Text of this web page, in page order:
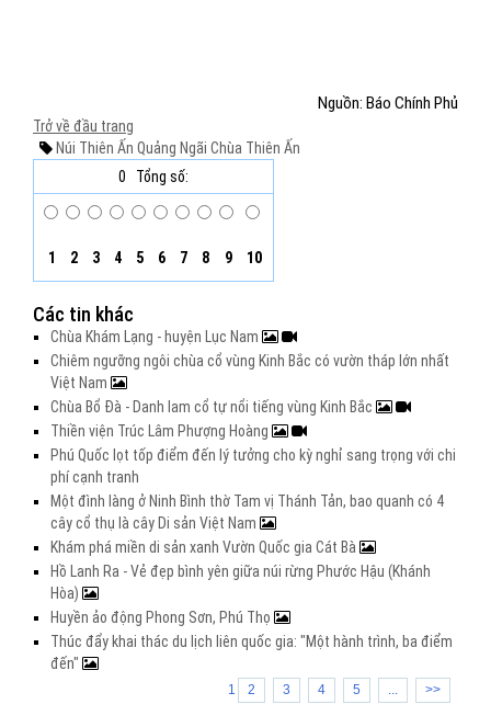
Nguồn: Báo Chính Phủ
Trở về đầu trang
Núi Thiên Ấn Quảng Ngãi Chùa Thiên Ấn
0
Tổng số:
1 2 3 4 5 6 7 8 9 10
Các tin khác
Chùa Khám Lạng - huyện Lục Nam
Chiêm ngưỡng ngôi chùa cổ vùng Kinh Bắc có vườn tháp lớn nhất
Việt Nam
Chùa Bổ Đà - Danh lam cổ tự nổi tiếng vùng Kinh Bắc
Thiền viện Trúc Lâm Phượng Hoàng
Phú Quốc lọt tốp điểm đến lý tưởng cho kỳ nghỉ sang trọng với chi
phí cạnh tranh
Một đình làng ở Ninh Bình thờ Tam vị Thánh Tản, bao quanh có 4
cây cổ thụ là cây Di sản Việt Nam
Khám phá miền di sản xanh Vườn Quốc gia Cát Bà
Hồ Lanh Ra - Vẻ đẹp bình yên giữa núi rừng Phước Hậu (Khánh
Hòa)
Huyền ảo động Phong Sơn, Phú Thọ
Thúc đẩy khai thác du lịch liên quốc gia: "Một hành trình, ba điểm
đến"
1 2 3 4 5 ... >>